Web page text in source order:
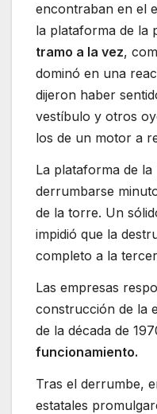
encontraban en el
la plataforma de la
tramo a la vez,
dominó en una
dijeron haber
vestíbulo y otros
los de un motor a
La plataforma de
derrumbarse
de la torre. Un
impidió que la
completo a la
Las empresas
construcción de la
de la década de
funcionamiento.
Tras el derrumbe,
estatales